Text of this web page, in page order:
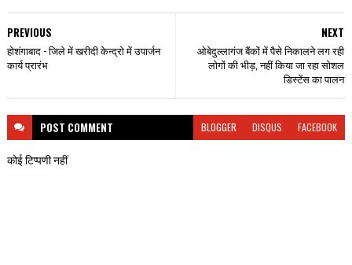
NEXT
ओबेदुल्लागंज बैंकों में पैसे निकालने लग रही
लोगों की भीड़, नहीं किया जा रहा सोशल
डिस्टेंस का पालन
PREVIOUS
होशंगाबाद - जिले में खरीदी केन्द्रो में उपार्जन
कार्य प्रारंभ
POST COMMENT BLOGGER DISQUS FACEBOOK
कोई टिप्पणी नहीं